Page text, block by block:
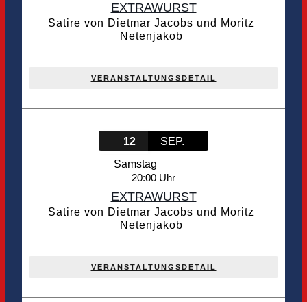
EXTRAWURST
Satire von Dietmar Jacobs und Moritz
Netenjakob
VERANSTALTUNGSDETAIL
12
SEP.
Samstag
20:00
EXTRAWURST
Satire von Dietmar Jacobs und Moritz
Netenjakob
VERANSTALTUNGSDETAIL